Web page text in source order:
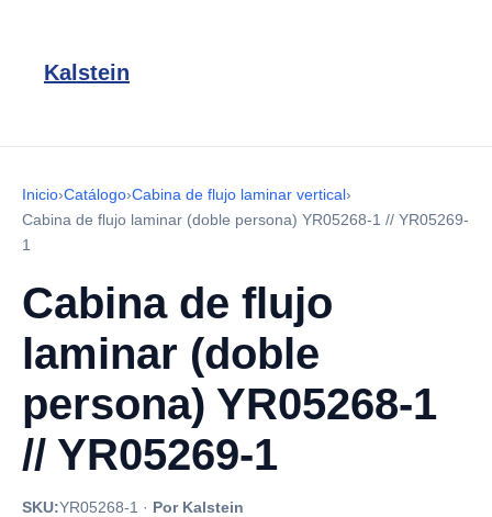
Kalstein
Inicio›Catálogo›Cabina de flujo laminar vertical›
Cabina de flujo laminar (doble persona) YR05268-1 // YR05269-
1
Cabina de flujo
laminar (doble
persona) YR05268-1
// YR05269-1
SKU:YR05268-1 · Por Kalstein